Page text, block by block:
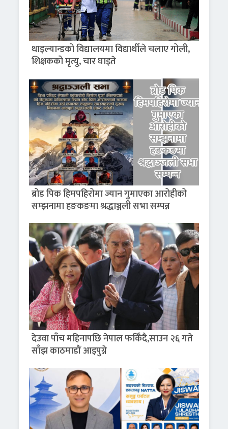
थाइल्यान्डको विद्यालयमा विद्यार्थीले चलाए गोली,
शिक्षकको मृत्यु, चार घाइते
ब्रोड पिक हिमपहिरोमा ज्यान गुमाएका आरोहीको
सम्झनामा हङकङमा श्रद्धाञ्जली सभा सम्पन्न
देउवा पाँच महिनापछि नेपाल फर्किँदै,साउन २६ गते
साँझ काठमाडौं आइपुग्ने